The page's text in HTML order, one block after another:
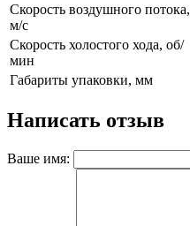
Скорость воздушного потока,
м/с
Скорость холостого хода, об/
мин
Габариты упаковки, мм
Написать отзыв
Ваше имя: